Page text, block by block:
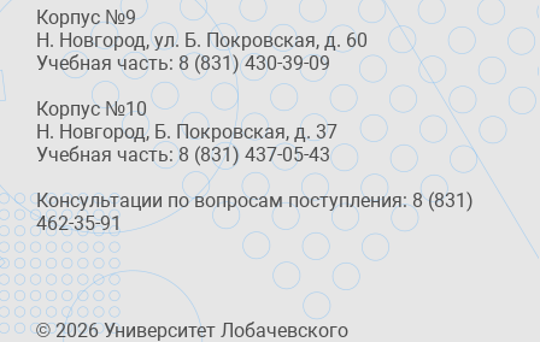
Корпус №9
Н. Новгород, ул. Б. Покровская, д. 60
Учебная часть: 8 (831) 430-39-09
Корпус №10
Н. Новгород, Б. Покровская, д. 37
Учебная часть: 8 (831) 437-05-43
Консультации по вопросам поступления: 8 (831)
462-35-91
© 2026 Университет Лобачевского